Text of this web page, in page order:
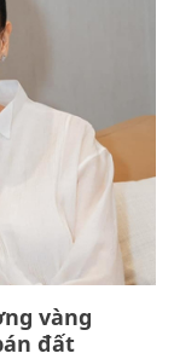
vàng
đất